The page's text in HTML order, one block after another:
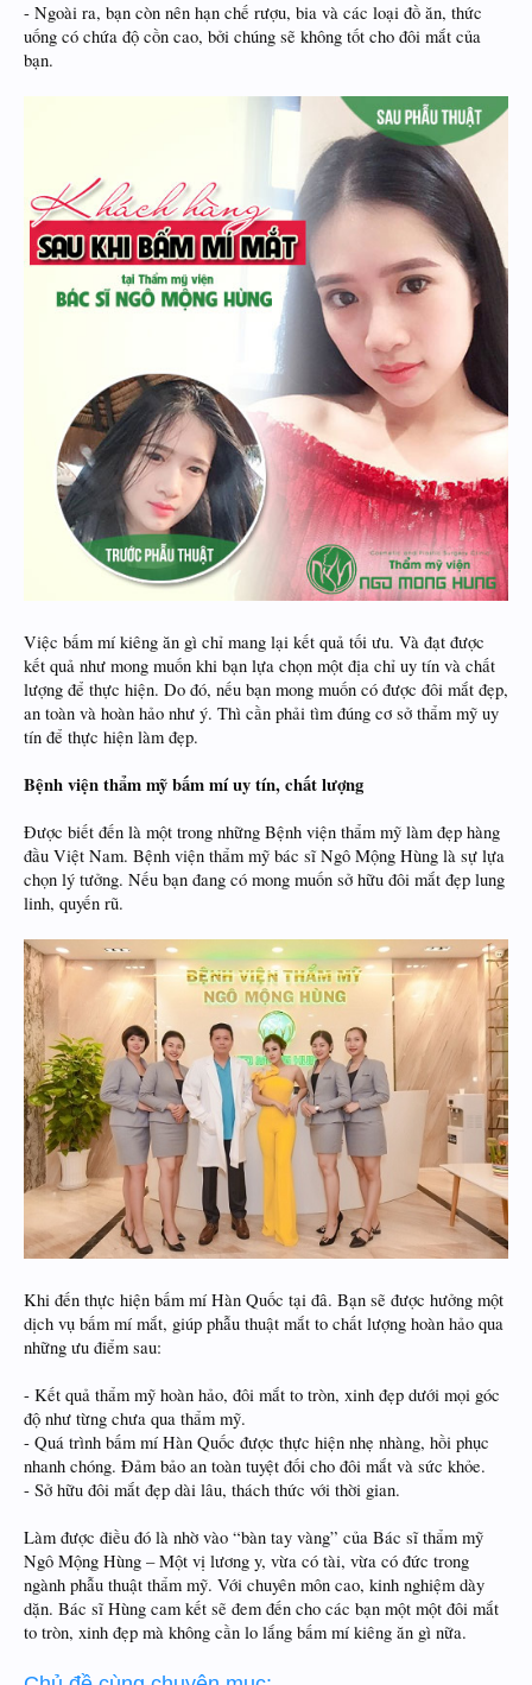
- Ngoài ra, bạn còn nên hạn chế rượu, bia và các loại đồ ăn, thức
uống có chứa độ cồn cao, bởi chúng sẽ không tốt cho đôi mắt của
bạn.
Việc bấm mí kiêng ăn gì chỉ mang lại kết quả tối ưu. Và đạt được
kết quả như mong muốn khi bạn lựa chọn một địa chỉ uy tín và chất
lượng để thực hiện. Do đó, nếu bạn mong muốn có được đôi mắt đẹp,
an toàn và hoàn hảo như ý. Thì cần phải tìm đúng cơ sở thẩm mỹ uy
tín để thực hiện làm đẹp.
Bệnh viện thẩm mỹ bấm mí uy tín, chất lượng
Được biết đến là một trong những Bệnh viện thẩm mỹ làm đẹp hàng
đầu Việt Nam. Bệnh viện thẩm mỹ bác sĩ Ngô Mộng Hùng là sự lựa
chọn lý tưởng. Nếu bạn đang có mong muốn sở hữu đôi mắt đẹp lung
linh, quyến rũ.
Khi đến thực hiện bấm mí Hàn Quốc tại đâ. Bạn sẽ được hưởng một
dịch vụ bấm mí mắt, giúp phẫu thuật mắt to chất lượng hoàn hảo qua
những ưu điểm sau:
- Kết quả thẩm mỹ hoàn hảo, đôi mắt to tròn, xinh đẹp dưới mọi góc
độ như từng chưa qua thẩm mỹ.
- Quá trình bấm mí Hàn Quốc được thực hiện nhẹ nhàng, hồi phục
nhanh chóng. Đảm bảo an toàn tuyệt đối cho đôi mắt và sức khỏe.
- Sở hữu đôi mắt đẹp dài lâu, thách thức với thời gian.
Làm được điều đó là nhờ vào “bàn tay vàng” của Bác sĩ thẩm mỹ
Ngô Mộng Hùng – Một vị lương y, vừa có tài, vừa có đức trong
ngành phẫu thuật thẩm mỹ. Với chuyên môn cao, kinh nghiệm dày
dặn. Bác sĩ Hùng cam kết sẽ đem đến cho các bạn một một đôi mắt
to tròn, xinh đẹp mà không cần lo lắng bấm mí kiêng ăn gì nữa.